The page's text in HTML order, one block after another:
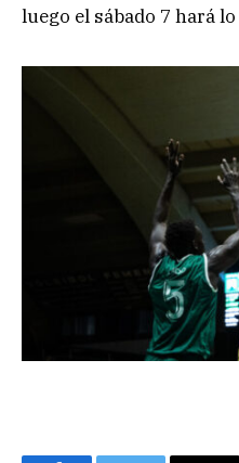
luego el sábado 7 hará